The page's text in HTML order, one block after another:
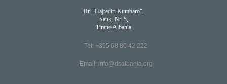
Rr. "Hajredin Kumbaro",
Sauk, Nr. 5,
Tirane/Albania
Tel: +355 68 80 42 222
Email: info@dsalbania.org